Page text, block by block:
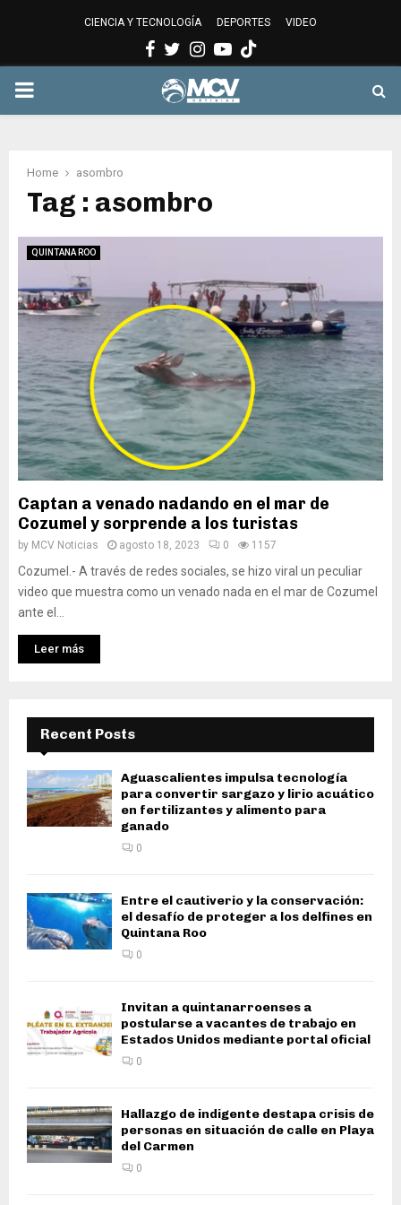
CIENCIA Y TECNOLOGÍA DEPORTES VIDEO
Facebook
Twitter
Instagram
Youtube
PRIMARY
Home asombro
Tag : asombro
QUINTANA ROO
Captan a venado nadando en el mar de
Cozumel y sorprende a los turistas
by MCV Noticias agosto 18, 2023 0 1157
Cozumel.- A través de redes sociales, se hizo viral un peculiar
video que muestra como un venado nada en el mar de Cozumel
ante el...
Leer más
Recent Posts
Aguascalientes impulsa tecnología
para convertir sargazo y lirio acuático
en fertilizantes y alimento para
ganado
0
Entre el cautiverio y la conservación:
el desafío de proteger a los delfines en
Quintana Roo
0
Invitan a quintanarroenses a
postularse a vacantes de trabajo en
Estados Unidos mediante portal oficial
0
Hallazgo de indigente destapa crisis de
personas en situación de calle en Playa
del Carmen
0